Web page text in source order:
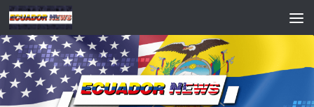
Saltar al contenido